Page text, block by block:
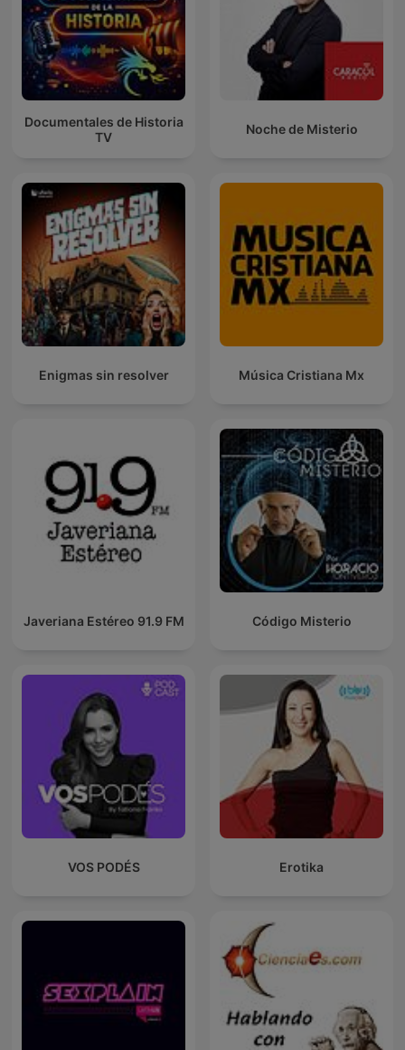
Documentales de Historia
TV
Noche de Misterio
Enigmas sin resolver Música Cristiana Mx
Javeriana Estéreo 91.9 FM Código Misterio
VOS PODÉS Erotika